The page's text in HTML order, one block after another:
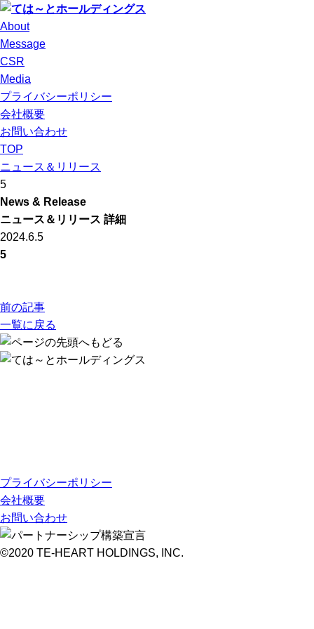
About
Message
CSR
Media
プライバシーポリシー
会社概要
お問い合わせ
TOP
ニュース＆リリース
5
News & Release
ニュース＆リリース 詳細
2024.6.5
5
前の記事
一覧に戻る
プライバシーポリシー
会社概要
お問い合わせ
©2020 TE-HEART HOLDINGS, INC.